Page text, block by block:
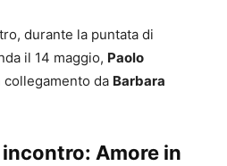
durante la puntata di
il 14 maggio, Paolo
da Barbara
Amore in